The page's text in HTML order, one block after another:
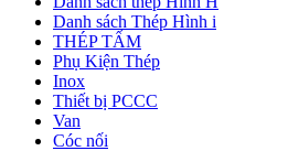
Danh sách Thép Hình i
THÉP TẤM
Phụ Kiện Thép
Inox
Thiết bị PCCC
Van
Cóc nối